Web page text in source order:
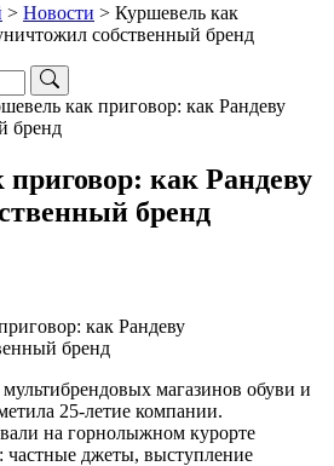
> Новости > Куршевель как
собственный бренд
как приговор: как Рандеву
бренд
как Рандеву
бренд
магазинов обуви и
25-летие компании.
на горнолыжном курорте
джеты, выступление